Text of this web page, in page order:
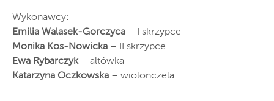
Wykonawcy:
Emilia Walasek-Gorczyca – I skrzypce
Monika Kos-Nowicka – II skrzypce
Ewa Rybarczyk– altówka
Katarzyna Oczkowska – wiolonczela